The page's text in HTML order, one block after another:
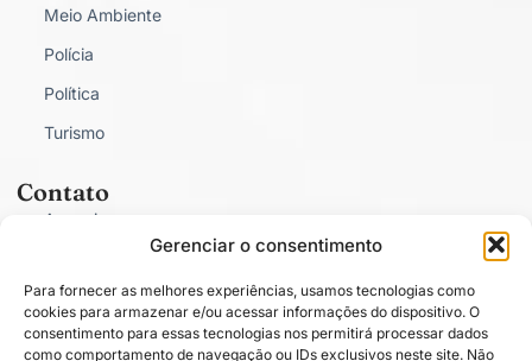
Gerenciar o consentimento
Para fornecer as melhores experiências, usamos tecnologias como
cookies para armazenar e/ou acessar informações do dispositivo. O
consentimento para essas tecnologias nos permitirá processar dados
como comportamento de navegação ou IDs exclusivos neste site. Não
Meio Ambiente
Polícia
Política
Turismo
Contato
Anunciar
Política de Privacidade